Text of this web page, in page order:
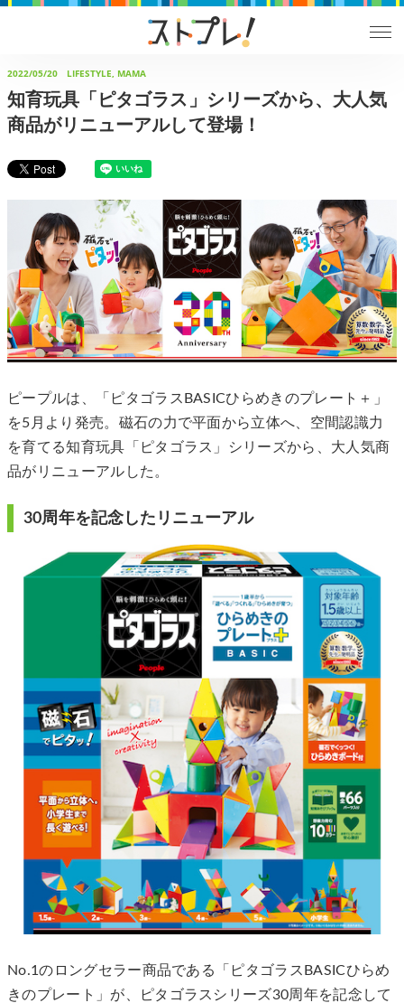
2022/05/20 LIFESTYLE, MAMA
知育玩具「ピタゴラス」シリーズから、大人気
商品がリニューアルして登場！
ピープルは、「ピタゴラスBASICひらめきのプレート＋」
を5月より発売。磁石の力で平面から立体へ、空間認識力
を育てる知育玩具「ピタゴラス」シリーズから、大人気商
品がリニューアルした。
30周年を記念したリニューアル
No.1のロングセラー商品である「ピタゴラスBASICひらめ
きのプレート」が、ピタゴラスシリーズ30周年を記念して